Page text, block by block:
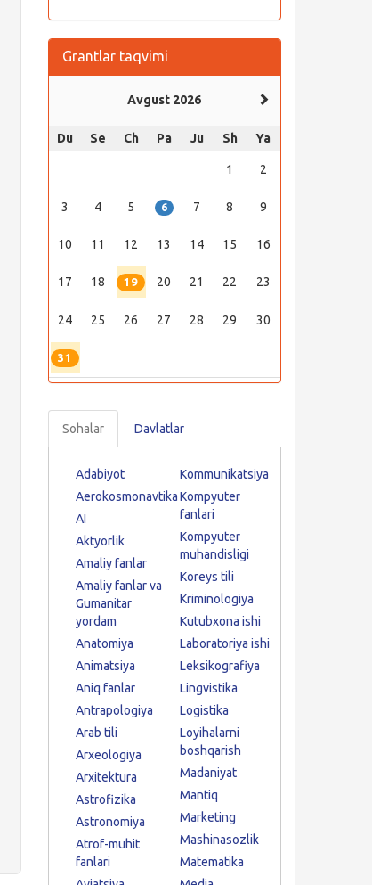
Grantlar taqvimi
Avgust 2026
Du Se Ch Pa Ju Sh Ya
1 2
3 4 5 6 7 8 9
10 11 12 13 14 15 16
17 18 19 20 21 22 23
24 25 26 27 28 29 30
31
Sohalar Davlatlar
Adabiyot
Aerokosmonavtika
AI
Aktyorlik
Amaliy fanlar
Amaliy fanlar va
Gumanitar
yordam
Anatomiya
Animatsiya
Aniq fanlar
Antrapologiya
Arab tili
Arxeologiya
Arxitektura
Astrofizika
Astronomiya
Atrof-muhit
fanlari
Kommunikatsiya
Kompyuter
fanlari
Kompyuter
muhandisligi
Koreys tili
Kriminologiya
Kutubxona ishi
Laboratoriya ishi
Leksikografiya
Lingvistika
Logistika
Loyihalarni
boshqarish
Madaniyat
Mantiq
Marketing
Mashinasozlik
Matematika